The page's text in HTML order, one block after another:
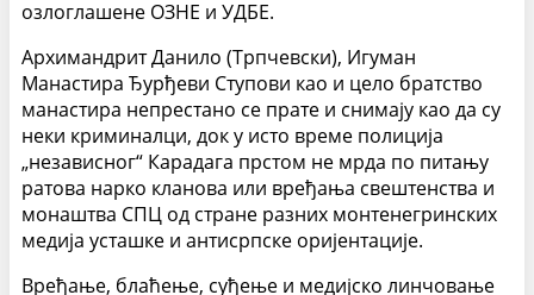
озлоглашене ОЗНЕ и УДБЕ.
Архимандрит Данило (Трпчевски), Игуман
Манастира Ђурђеви Ступови као и цело братство
манастира непрестано се прате и снимају као да су
неки криминалци, док у исто време полиција
„независног“ Карадага прстом не мрда по питању
ратова нарко кланова или вређања свештенства и
монаштва СПЦ од стране разних монтенегринских
медија усташке и антисрпске оријентације.
Вређање, блаћење, суђење и медијско линчовање